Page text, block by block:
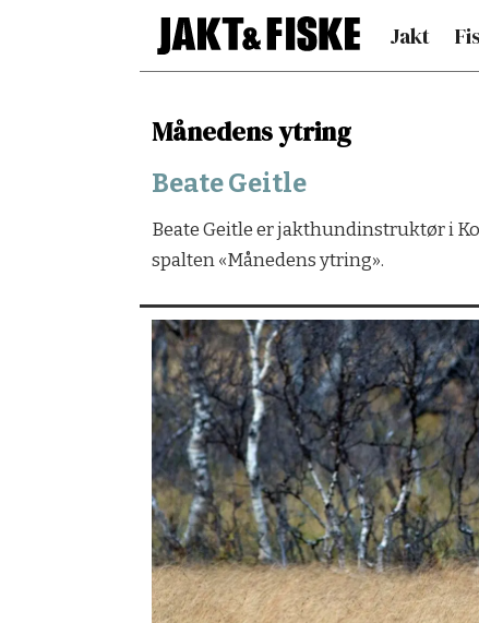
Jakt
MånedensMånedens ytring
Beate Geitle
Beate Geitle er jakthundinstruktør i
spalten «Månedens ytring».